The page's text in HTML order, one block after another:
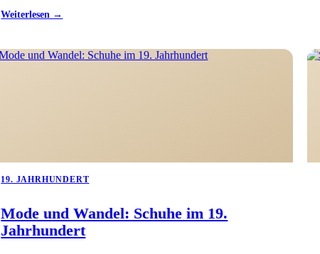
Weiterlesen →
19. JAHRHUNDERT
Mode und Wandel: Schuhe im 19.
Jahrhundert